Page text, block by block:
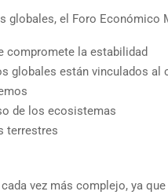
globales, el Foro Económico
compromete la estabilidad
globales están vinculados al
de los ecosistemas
terrestres
vez más complejo, ya